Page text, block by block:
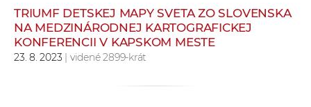
n
TRIUMF DETSKEJ MAPY SVETA ZO SLOVENSKA
NA MEDZINÁRODNEJ KARTOGRAFICKEJ
KONFERENCII V KAPSKOM MESTE
23. 8. 2023 | videné 2899-krát